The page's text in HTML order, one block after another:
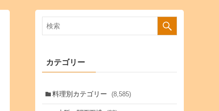
カテゴリー
料理別カテゴリー (8,585)